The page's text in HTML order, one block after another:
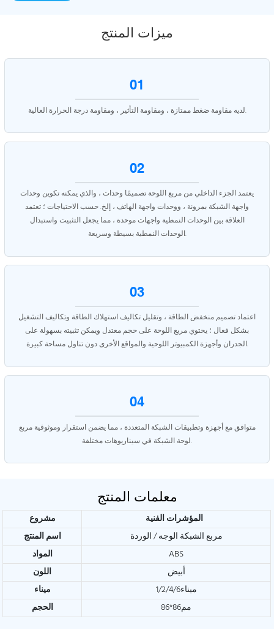
ميزات المنتج
01
لديه مقاومة ضغط ممتازة ، ومقاومة التأثير ، ومقاومة درجة الحرارة العالية.
02
يعتمد الجزء الداخلي من مربع اللوحة تصميمًا وحدات ، والذي يمكنه تكوين وحدات
واجهة الشبكة بمرونة ، ووحدات واجهة الهاتف ، إلخ. حسب الاحتياجات ؛ تعتمد
العلاقة بين الوحدات النمطية واجهات موحدة ، مما يجعل التثبيت واستبدال
الوحدات النمطية بسيطة وسريعة.
03
اعتماد تصميم منخفض الطاقة ، وتقليل تكاليف استهلاك الطاقة وتكاليف التشغيل
بشكل فعال ؛ يحتوي مربع اللوحة على حجم معتدل ويمكن تثبيته بسهولة على
الجدران وأجهزة الكمبيوتر اللوحية والمواقع الأخرى دون تناول مساحة كبيرة.
04
متوافق مع أجهزة وتطبيقات الشبكة المتعددة ، مما يضمن استقرار وموثوقية مربع
لوحة الشبكة في سيناريوهات مختلفة.
معلمات المنتج
مشروع
اسم المنتج
مربع الشبكة الوجه / الوردة
المواد
ABS
اللون
أبيض
ميناء
ميناء1/2/4/6
الحجم
مم86*86